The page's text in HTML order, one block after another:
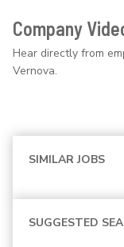
Company
Hear directly from
Vernova.
SIMILAR JOBS
SUGGESTED